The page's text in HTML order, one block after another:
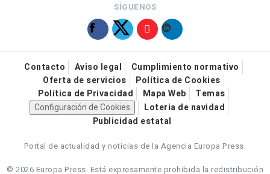
SÍGUENOS
Contacto Aviso legal
Cumplimiento normativo
Oferta de servicios
Política de Cookies
Política de Privacidad
Mapa Web
Temas
Configuración de Cookies
Loteria de navidad
Publicidad estatal
Portal de actualidad y noticias de la Agencia Europa Press.
© 2026 Europa Press. Está expresamente prohibida la redistribución